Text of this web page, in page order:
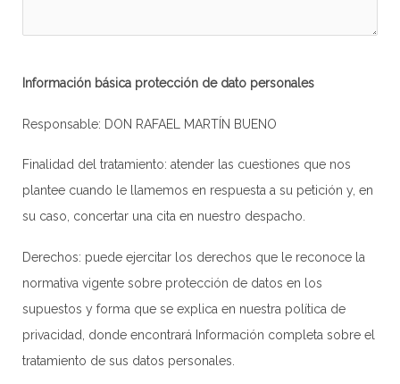
Información básica protección de dato personales
Responsable: DON RAFAEL MARTÍN BUENO
Finalidad del tratamiento: atender las cuestiones que nos
plantee cuando le llamemos en respuesta a su petición y, en
su caso, concertar una cita en nuestro despacho.
Derechos: puede ejercitar los derechos que le reconoce la
normativa vigente sobre protección de datos en los
supuestos y forma que se explica en nuestra política de
privacidad
, donde encontrará Información completa sobre el
tratamiento de sus datos personales.